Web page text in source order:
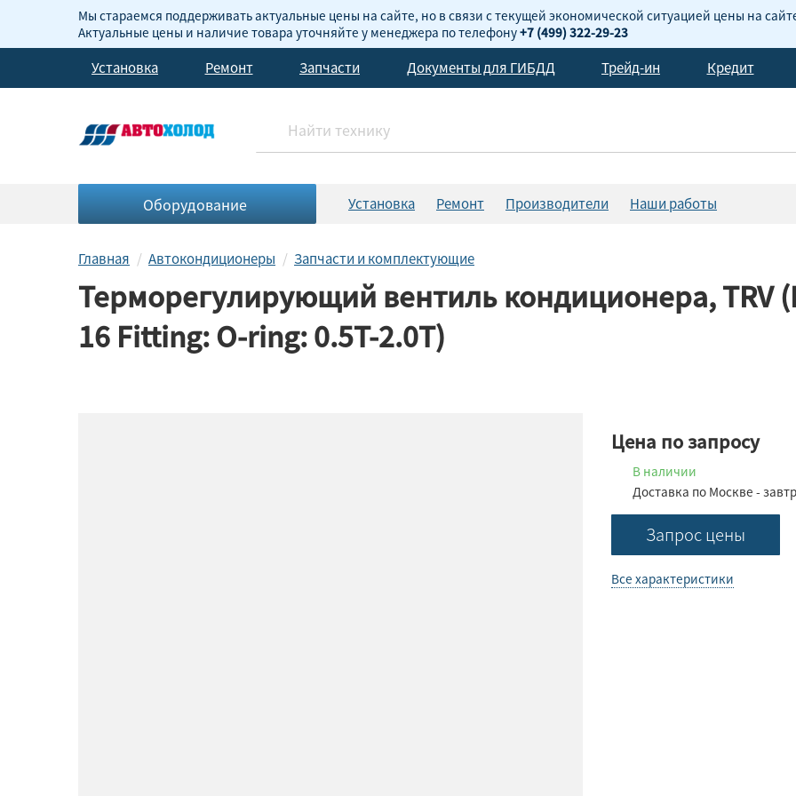
Мы стараемся поддерживать актуальные цены на сайте, но в связи с текущей экономической ситуацией цены на
Актуальные цены и наличие товара уточняйте у менеджера по телефону+7 (499) 322-29-23
Установка Ремонт Запчасти Документы для ГИБДД Трейд-ин Кредит
Оборудование Установка Ремонт Производители Наши работы
Главная Автокондиционеры Запчасти и комплектующие
Терморегулирующий вентиль кондиционера, TRV
16 Fitting: O-ring: 0.5T-2.0T)
Цена по запросу
В наличии
Доставка по Москве -
Запрос цены
Все характеристики